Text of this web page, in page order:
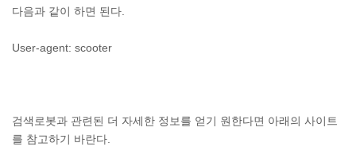
다음과 같이 하면 된다.
User-agent: scooter
검색로봇과 관련된 더 자세한 정보를 얻기 원한다면 아래의 사이트
를 참고하기 바란다.